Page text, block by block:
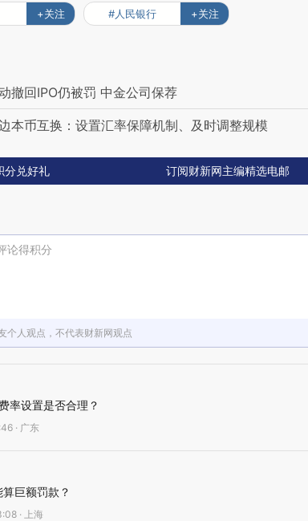
+关注 #人民银行 +关注
撤回IPO仍被罚 中金公司保荐
本币互换：设置汇率保障机制、及时调整规模
分兑好礼 订阅财新网主编精选电邮
论得积分
个人观点，不代表财新网观点
率设置是否合理？
· 广东
巨额罚款？
· 上海